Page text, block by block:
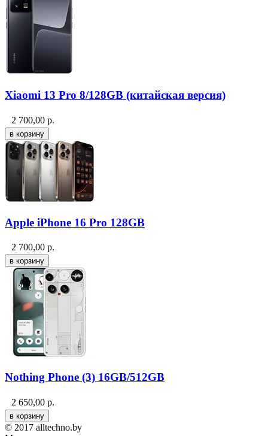
Xiaomi 13 Pro 8/128GB (китайская версия)
2 700,00 р.
Apple iPhone 16 Pro 128GB
2 700,00 р.
Nothing Phone (3) 16GB/512GB
2 650,00 р.
© 2017 alltechno.by